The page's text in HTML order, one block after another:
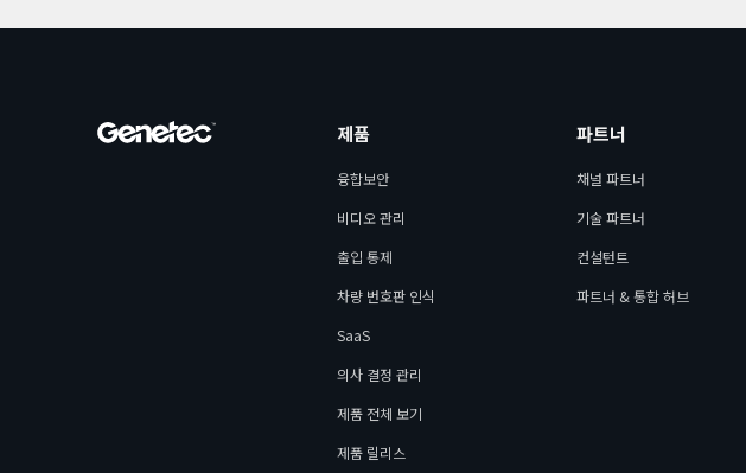
제품
융합보안
비디오 관리
출입 통제
차량 번호판 인식
SaaS
의사 결정 관리
제품 전체 보기
제품 릴리스
파트너
채널 파트너
기술 파트너
컨설턴트
파트너 & 통합 허브